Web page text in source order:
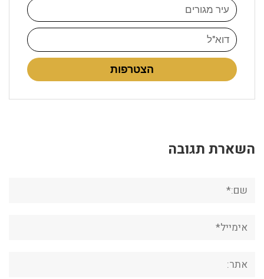
הצטרפות
השארת תגובה